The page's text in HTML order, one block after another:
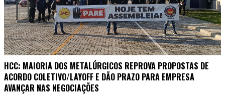
HCC: MAIORIA DOS METALÚRGICOS REPROVA PROPOSTAS DE
ACORDO COLETIVO/LAYOFF E DÃO PRAZO PARA EMPRESA
AVANÇAR NAS NEGOCIAÇÕES